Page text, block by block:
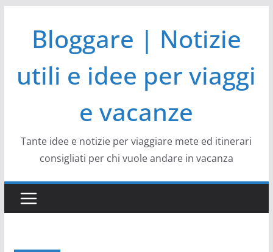
contenutoBloggare | Notizie
utili e idee per viaggi
e vacanze
Tante idee e notizie per viaggiare mete ed itinerari
consigliati per chi vuole andare in vacanza